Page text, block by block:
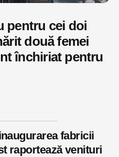
pentru cei doi
două femei
închiriat pentru
fabricii
raportează venituri